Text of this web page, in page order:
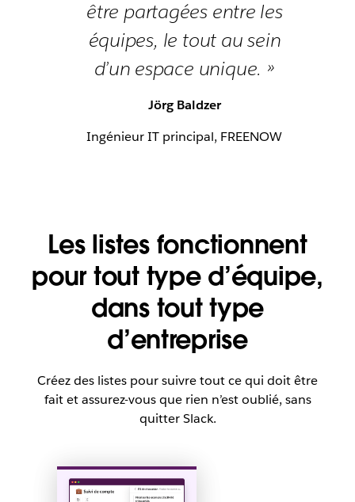
être partagées entre les
équipes, le tout au sein
d’un espace unique. »
Jörg Baldzer
Ingénieur IT principal, FREENOW
Les listes fonctionnent
pour tout type d’équipe,
dans tout type
d’entreprise
Créez des listes pour suivre tout ce qui doit être
fait et assurez-vous que rien n’est oublié, sans
quitter Slack.